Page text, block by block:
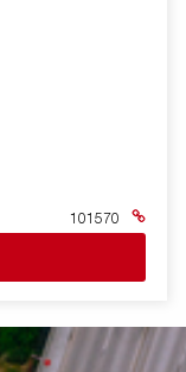
101570